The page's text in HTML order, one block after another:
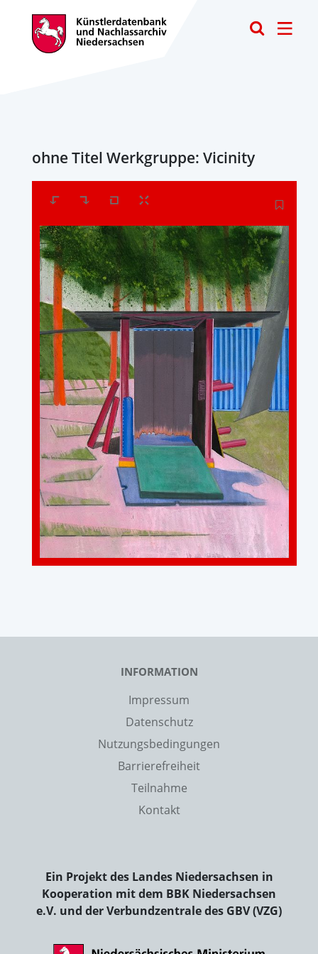
ohne Titel Werkgruppe: Vicinity
INFORMATION
Impressum
Datenschutz
Nutzungsbedingungen
Barrierefreiheit
Teilnahme
Kontakt
Ein Projekt des Landes Niedersachsen in
Kooperation mit dem BBK Niedersachsen
e.V. und der Verbundzentrale des GBV (VZG)